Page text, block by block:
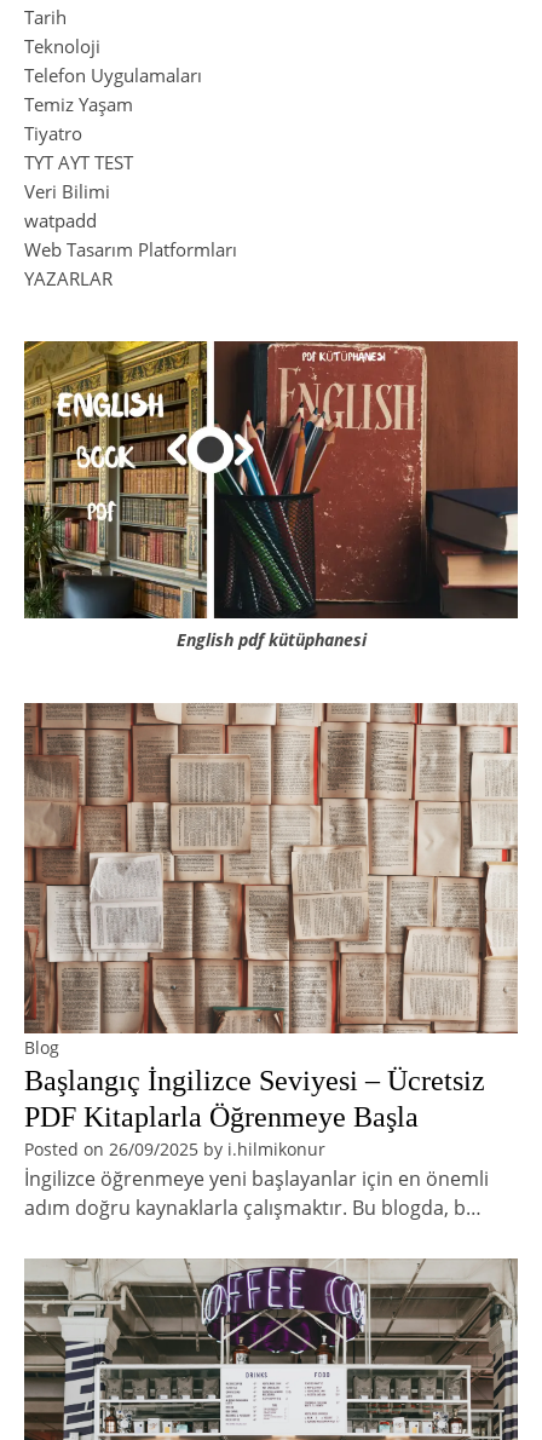
Tarih
Teknoloji
Telefon Uygulamaları
Temiz Yaşam
Tiyatro
TYT AYT TEST
Veri Bilimi
watpadd
Web Tasarım Platformları
YAZARLAR
English pdf kütüphanesi
Blog
Başlangıç İngilizce Seviyesi – Ücretsiz
PDF Kitaplarla Öğrenmeye Başla
Posted on 26/09/2025 by i.hilmikonur
İngilizce öğrenmeye yeni başlayanlar için en önemli
adım doğru kaynaklarla çalışmaktır. Bu blogda, b…